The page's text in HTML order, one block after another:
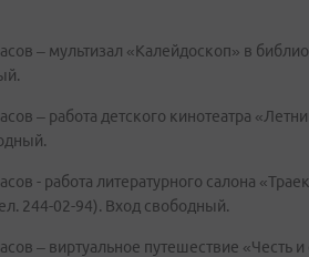
– мультизал «Калейдоскоп» в
– работа детского кинотеатра
- работа литературного салона
244-02-94). Вход свободный.
– виртуальное путешествие «Честь